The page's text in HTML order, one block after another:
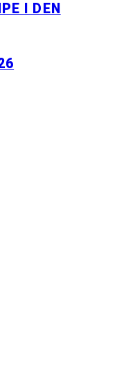
I DEN